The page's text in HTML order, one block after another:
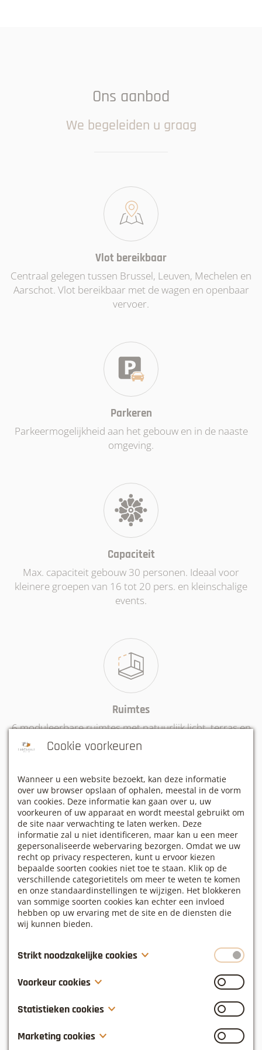
Ons aanbod
We begeleiden u graag
Vlot bereikbaar
Centraal gelegen tussen Brussel, Leuven, Mechelen en
Aarschot. Vlot bereikbaar met de wagen en openbaar
vervoer.
Parkeren
Parkeermogelijkheid aan het gebouw en in de naaste
omgeving.
Capaciteit
Max. capaciteit gebouw 30 personen. Ideaal voor
kleinere groepen van 16 tot 20 pers. en kleinschalige
events.
Ruimtes
6 moduleerbare ruimtes met natuurlijk licht, terras en
grote tuin. Ideaal voor opnames, webinars en
Exclusief
LinkDistrict wordt exclusief verhuurd aan slechts 1
groep. Exclusieve toegang tot terras en tuin.
Technologie
klimaatregeling, palmkey toegangscontrole, domotica.
Cookie voorkeuren
Wanneer u een website bezoekt, kan deze informatie
over uw browser opslaan of ophalen, meestal in de vorm
van cookies. Deze informatie kan gaan over u, uw
voorkeuren of uw apparaat en wordt meestal gebruikt om
de site naar verwachting te laten werken. Deze
informatie zal u niet identificeren, maar kan u een meer
gepersonaliseerde webervaring bezorgen. Omdat we uw
recht op privacy respecteren, kunt u ervoor kiezen
bepaalde soorten cookies niet toe te staan. Klik op de
verschillende categorietitels om meer te weten te komen
en onze standaardinstellingen te wijzigen. Het blokkeren
van sommige soorten cookies kan echter een invloed
hebben op uw ervaring met de site en de diensten die
wij kunnen bieden.
Strikt noodzakelijke cookies
Deze cookies zijn noodzakelijk voor het functioneren van
de website en kunnen niet uitgeschakeld worden in onze
systemen. Deze worden meestal alleen ingesteld als een
reactie op acties die door u werden ondernomen inzake
privacy voorkeuren, inloggen of het invullen van
formulieren. U kunt uw browser zo instellen dat u op de
Voorkeur cookies
Voorkeur cookies, ook gekend als “functionaliteitscookies”,
stellen een website in staat om keuzes die u in het
verleden heeft gemaakt te onthouden, zoals welke taal u
verkiest, voor welke regio u weerrapporten wenst te zien,
Statistieken cookies
Statistieken cookies, ook gekend als “prestatiecookies”,
verzamelen informatie over hoe u een website gebruikt,
Marketing cookies